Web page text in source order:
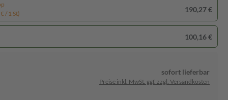
/ 1 St)
190,27 €
100,16 €
sofort lieferbar
Preise inkl. MwSt. ggf. zzgl. Versandkosten